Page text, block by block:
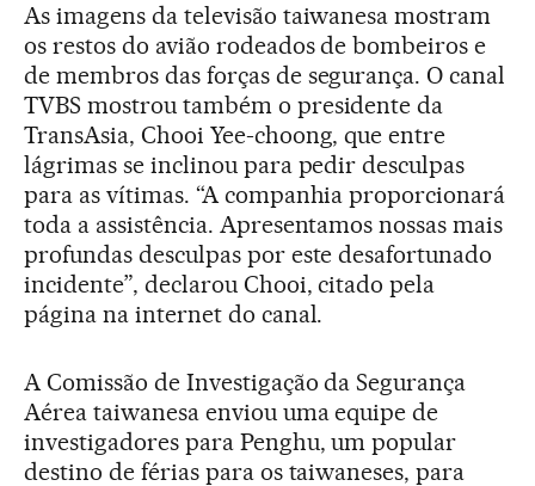
As imagens da televisão taiwanesa mostram
os restos do avião rodeados de bombeiros e
de membros das forças de segurança. O canal
TVBS mostrou também o presidente da
TransAsia, Chooi Yee-choong, que entre
lágrimas se inclinou para pedir desculpas
para as vítimas. “A companhia proporcionará
toda a assistência. Apresentamos nossas mais
profundas desculpas por este desafortunado
incidente”, declarou Chooi, citado pela
página na internet do canal.
A Comissão de Investigação da Segurança
Aérea taiwanesa enviou uma equipe de
investigadores para Penghu, um popular
destino de férias para os taiwaneses, para